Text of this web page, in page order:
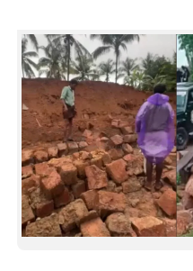
SPIRITUAL
INFO+
ART
ASTRO